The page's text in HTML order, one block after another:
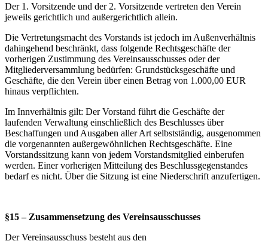
Der 1. Vorsitzende und der 2. Vorsitzende vertreten den Verein
jeweils gerichtlich und außergerichtlich allein.
Die Vertretungsmacht des Vorstands ist jedoch im Außenverhältnis
dahingehend beschränkt, dass folgende Rechtsgeschäfte der
vorherigen Zustimmung des Vereinsausschusses oder der
Mitgliederversammlung bedürfen: Grundstücksgeschäfte und
Geschäfte, die den Verein über einen Betrag von 1.000,00 EUR
hinaus verpflichten.
Im Innverhältnis gilt: Der Vorstand führt die Geschäfte der
laufenden Verwaltung einschließlich des Beschlusses über
Beschaffungen und Ausgaben aller Art selbstständig, ausgenommen
die vorgenannten außergewöhnlichen Rechtsgeschäfte. Eine
Vorstandssitzung kann von jedem Vorstandsmitglied einberufen
werden. Einer vorherigen Mitteilung des Beschlussgegenstandes
bedarf es nicht. Über die Sitzung ist eine Niederschrift anzufertigen.
§15 – Zusammensetzung des Vereinsausschusses
Der Vereinsausschuss besteht aus den